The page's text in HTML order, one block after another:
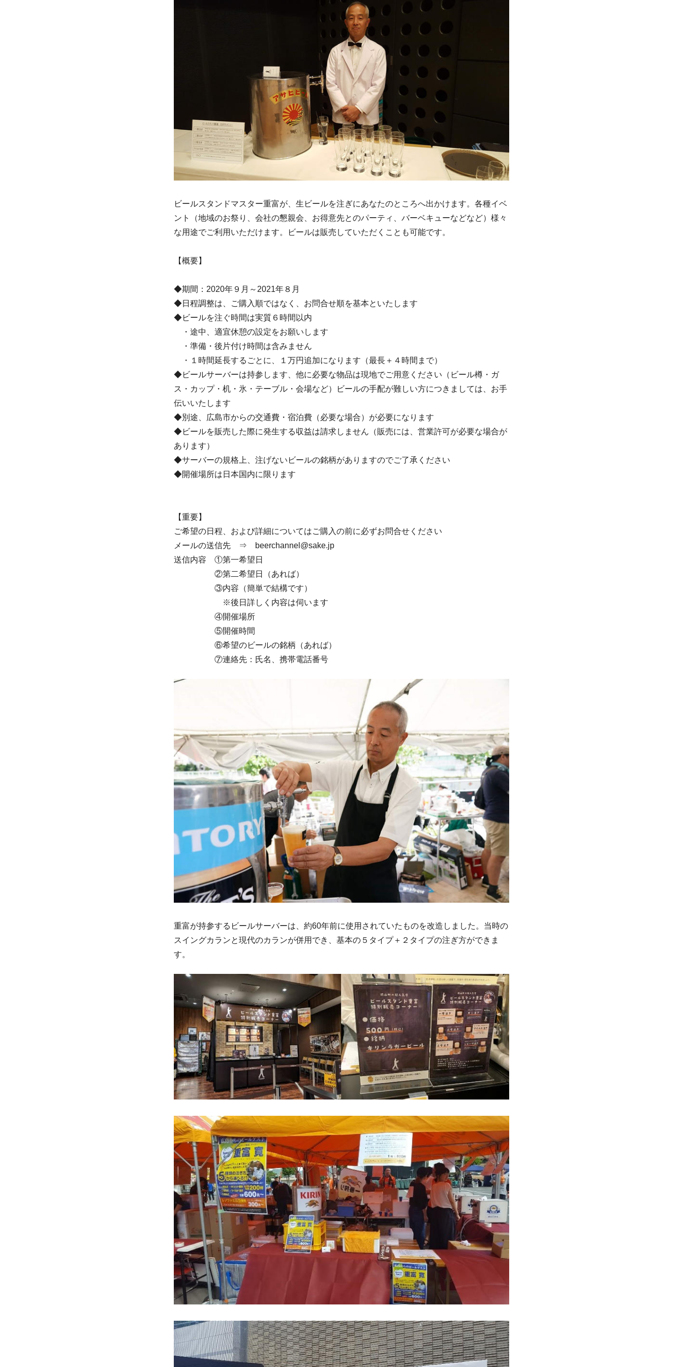
ビールスタンドマスター重富が、生ビールを注ぎにあなたのところへ出かけます。各種イベ
ント（地域のお祭り、会社の懇親会、お得意先とのパーティ、バーベキューなどなど）様々
な用途でご利用いただけます。ビールは販売していただくことも可能です。
【概要】
◆期間：2020年９月～2021年８月
◆日程調整は、ご購入順ではなく、お問合せ順を基本といたします
◆ビールを注ぐ時間は実質６時間以内
・途中、適宜休憩の設定をお願いします
・準備・後片付け時間は含みません
・１時間延長するごとに、１万円追加になります（最長＋４時間まで）
◆ビールサーバーは持参します、他に必要な物品は現地でご用意ください（ビール樽・ガ
ス・カップ・机・氷・テーブル・会場など）ビールの手配が難しい方につきましては、お手
伝いいたします
◆別途、広島市からの交通費・宿泊費（必要な場合）が必要になります
◆ビールを販売した際に発生する収益は請求しません（販売には、営業許可が必要な場合が
あります）
◆サーバーの規格上、注げないビールの銘柄がありますのでご了承ください
◆開催場所は日本国内に限ります
【重要】
ご希望の日程、および詳細についてはご購入の前に必ずお問合せください
メールの送信先 ⇒ beerchannel@sake.jp
送信内容 ①第一希望日
②第二希望日（あれば）
③内容（簡単で結構です）
※後日詳しく内容は伺います
④開催場所
⑤開催時間
⑥希望のビールの銘柄（あれば）
⑦連絡先：氏名、携帯電話番号
重富が持参するビールサーバーは、約60年前に使用されていたものを改造しました。当時の
スイングカランと現代のカランが併用でき、基本の５タイプ＋２タイプの注ぎ方ができま
す。